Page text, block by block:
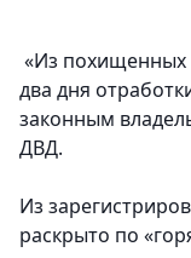
«Из похищенных
два дня
законным
ДВД.
Из
раскрыто по